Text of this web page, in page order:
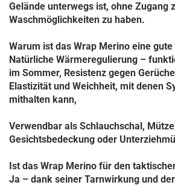
Gelände unterwegs ist, ohne Zugang
Waschmöglichkeiten zu haben.
Warum ist das Wrap Merino eine gute
Natürliche Wärmeregulierung –
im Sommer, Resistenz gegen
Elastizität und Weichheit, mit denen
mithalten kann,
Verwendbar als Schlauchschal,
Gesichtsbedeckung oder
Ist das Wrap Merino für den
Ja – dank seiner Tarnwirkung und